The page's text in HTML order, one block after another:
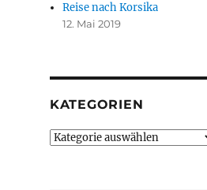
Reise nach Korsika
12. Mai 2019
KATEGORIEN
Kategorien